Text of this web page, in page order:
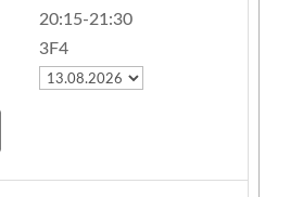
20:15-21:30
3F4